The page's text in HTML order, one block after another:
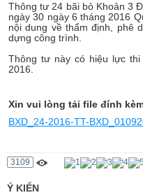
Thông tư 24 bãi bỏ Khoản 3
ngày 30 ngày 6 tháng 2016
nội dung về thẩm định, phê
dựng công trình.
Thông tư này có hiệu lực
2016.
Xin vui lòng tải file đính
BXD_24-2016-TT-
3109
Ý KIẾN